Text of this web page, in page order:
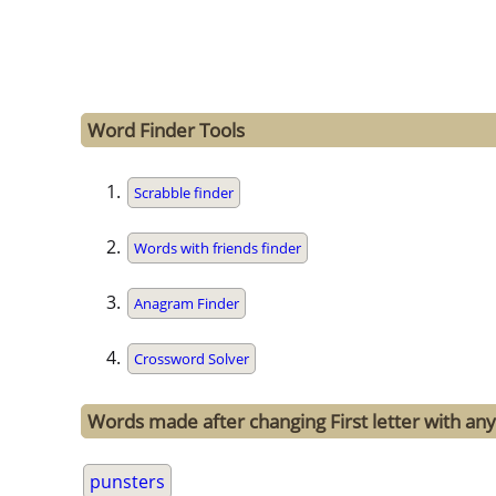
Word Finder Tools
Scrabble finder
Words with friends finder
Anagram Finder
Crossword Solver
Words made after changing First letter with
punsters